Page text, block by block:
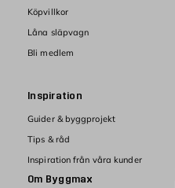
Köpvillkor
Låna släpvagn
Bli medlem
Inspiration
Guider & byggprojekt
Tips & råd
Inspiration från våra kunder
Om Byggmax